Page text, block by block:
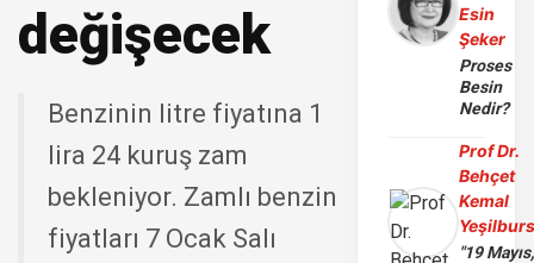
değişecek
Benzinin litre fiyatına 1
lira 24 kuruş zam
bekleniyor. Zamlı benzin
fiyatları 7 Ocak Salı
Esin
Şeker
Proses
Besin
Nedir?
Prof Dr.
Behçet
Kemal
"19 Mayıs,